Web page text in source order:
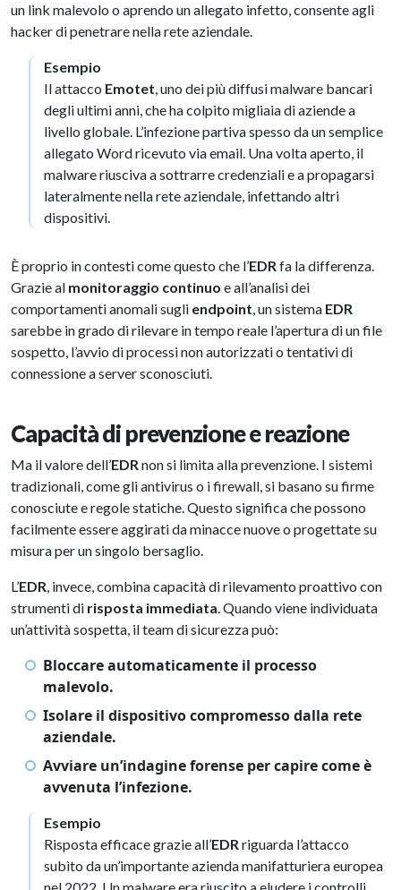
un link malevolo o aprendo un allegato infetto, consente agli
hacker di penetrare nella rete aziendale.
Esempio
Il attacco Emotet, uno dei più diffusi malware bancari
degli ultimi anni, che ha colpito migliaia di aziende a
livello globale. L’infezione partiva spesso da un semplice
allegato Word ricevuto via email. Una volta aperto, il
malware riusciva a sottrarre credenziali e a propagarsi
lateralmente nella rete aziendale, infettando altri
dispositivi.
È proprio in contesti come questo che l’EDRfa la differenza.
Grazie al monitoraggio continuo e all’analisi dei
comportamenti anomali sugli endpoint, un sistema EDR
sarebbe in grado di rilevare in tempo reale l’apertura di un file
sospetto, l’avvio di processi non autorizzati o tentativi di
connessione a server sconosciuti.
Capacità di prevenzione e reazione
Ma il valore dell’EDRnon si limita alla prevenzione. I sistemi
tradizionali, come gli antivirus o i firewall, si basano su firme
conosciute e regole statiche. Questo significa che possono
facilmente essere aggirati da minacce nuove o progettate su
misura per un singolo bersaglio.
L’EDR, invece, combina capacità di rilevamento proattivo con
strumenti di risposta immediata. Quando viene individuata
un’attività sospetta, il team di sicurezza può:
Bloccare automaticamente il processo
malevolo.
Isolare il dispositivo compromesso dalla rete
aziendale.
Avviare un’indagine forense per capire come è
avvenuta l’infezione.
Esempio
Risposta efficace grazie all’EDRriguarda l’attacco
subìto da un’importante azienda manifatturiera europea